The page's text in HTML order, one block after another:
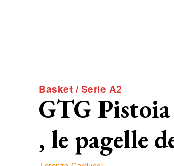
Basket / Serie A2
GTG Pistoia
, le pagelle